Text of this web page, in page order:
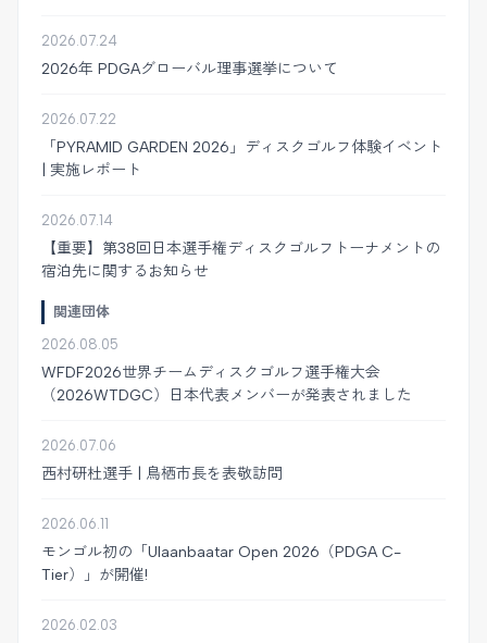
2026.07.24
2026年 PDGAグローバル理事選挙について
2026.07.22
「PYRAMID GARDEN 2026」ディスクゴルフ体験イベント
| 実施レポート
2026.07.14
【重要】第38回日本選手権ディスクゴルフトーナメントの
宿泊先に関するお知らせ
関連団体
2026.08.05
WFDF2026世界チームディスクゴルフ選手権大会
（2026WTDGC）日本代表メンバーが発表されました
2026.07.06
西村研杜選手 | 鳥栖市長を表敬訪問
2026.06.11
モンゴル初の「Ulaanbaatar Open 2026（PDGA C-
Tier）」が開催!
2026.02.03